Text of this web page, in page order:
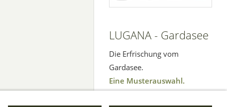
LUGANA - Gardasee
Die Erfrischung vom
Gardasee.
Eine Musterauswahl.